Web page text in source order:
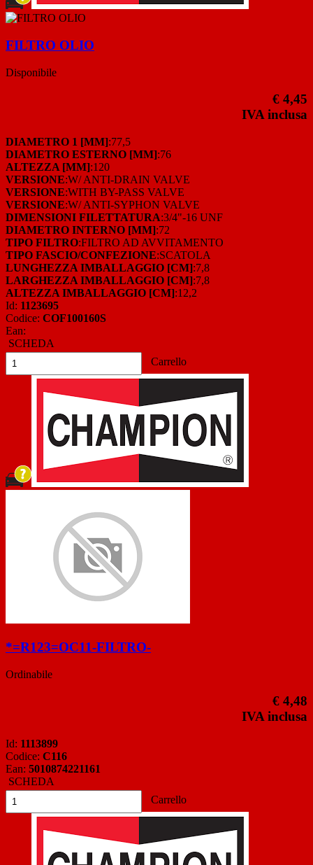
FILTRO OLIO
Disponibile
€ 4,45
IVA inclusa
DIAMETRO 1 [MM]:77,5
DIAMETRO ESTERNO [MM]:76
ALTEZZA [MM]:120
VERSIONE:W/ ANTI-DRAIN VALVE
VERSIONE:WITH BY-PASS VALVE
VERSIONE:W/ ANTI-SYPHON VALVE
DIMENSIONI FILETTATURA:3/4"-16 UNF
DIAMETRO INTERNO [MM]:72
TIPO FILTRO:FILTRO AD AVVITAMENTO
TIPO FASCIO/CONFEZIONE:SCATOLA
LUNGHEZZA IMBALLAGGIO [CM]:7,8
LARGHEZZA IMBALLAGGIO [CM]:7,8
ALTEZZA IMBALLAGGIO [CM]:12,2
Id: 1123695
Codice: COF100160S
Ean:
SCHEDA
Carrello
*=R123=OC11-FILTRO-
Ordinabile
€ 4,48
IVA inclusa
Id: 1113899
Codice: C116
Ean: 5010874221161
SCHEDA
Carrello